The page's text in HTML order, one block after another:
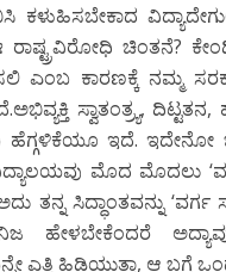
ಕಳುಹಿಸಬೇಕಾದ
ಚಿಂತನೆ?
ಎಂಬ ಕಾರಣಕ್ಕೆ ನಮ್ಮ
ಸ್ವಾತಂತ್ರ್ಯ,
ಇದೆ. ಇದೇನೋ
ಮೊದ ಮೊದಲು
ತನ್ನ ಸಿದ್ಧಾಂತವನ್ನು
ಹೇಳಬೇಕೆಂದರೆ
ಎತ್ತಿ ಹಿಡಿಯುತ್ತಾ, ಆ ಬಗ್ಗೆ